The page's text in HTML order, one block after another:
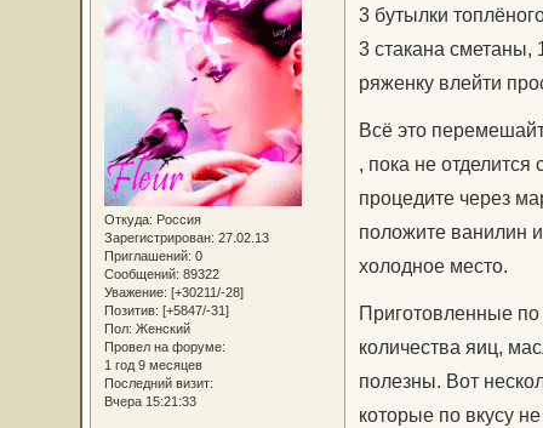
Откуда: Россия
Зарегистрирован: 27.02.13
Приглашений: 0
Сообщений: 89322
Уважение: [+30211/-28]
Позитив: [+5847/-31]
Пол: Женский
Провел на форуме:
1 год 9 месяцев
Последний визит:
Вчера 15:21:33
3 бутылки
3 стакана сметаны,
ряженку влейти
Всё это
, пока не
процедите через
положите ванилин
холодное место.
Приготовленные
количества яиц,
полезны. Вот
которые по вкусу